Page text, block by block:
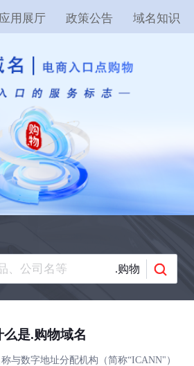
应用展厅 政策公告 域名知识
.购物
么是.购物域名
与数字地址分配机构（简称“ICANN"）